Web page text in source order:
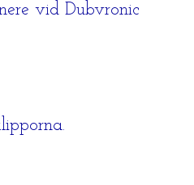
vid Dubvronic